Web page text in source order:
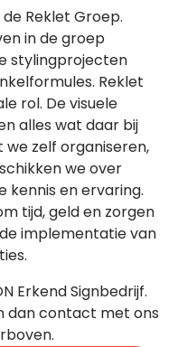
Reklet Groep.
in de groep
stylingprojecten
Reklet
rol. De visuele
alles wat daar bij
we zelf organiseren,
we over
kennis en ervaring.
tijd, geld en zorgen
implementatie van
Erkend Signbedrijf.
dan contact met ons